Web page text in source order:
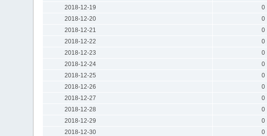
2018-12-19
0
2018-12-20
0
2018-12-21
0
2018-12-22
0
2018-12-23
0
2018-12-24
0
2018-12-25
0
2018-12-26
0
2018-12-27
0
2018-12-28
0
2018-12-29
0
2018-12-30
0